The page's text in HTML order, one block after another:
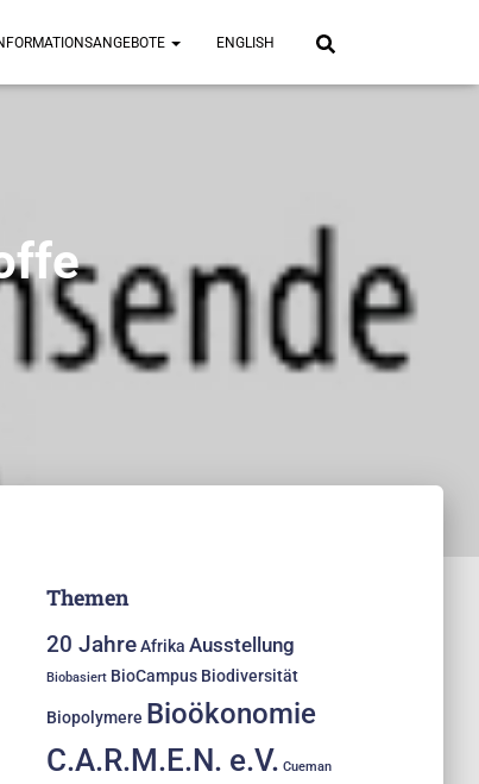
ENGLISH
Themen
20 Jahre Afrika Ausstellung
Biobasiert BioCampus Biodiversität
Biopolymere Bioökonomie
C.A.R.M.E.N. e.V. Cueman